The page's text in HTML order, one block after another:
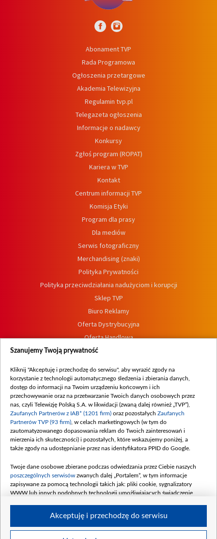
Abonament TVP
Rada Programowa
Ogłoszenia przetargowe
Akademia Telewizyjna
Regulamin tvp.pl
Telegazeta ogłoszenia
Informacje o nadawcy
Konkursy
Zgłoś program (ROPAT)
Kariera w TVP
Kontakt
Centrum informacji TVP
Komisja Etyki
Program dla prasy
Dla mediów
Serwis fotograficzny
Merchandising (znaki)
Polityka Prywatności
Polityka przeciwdziałania nadużyciom i korupcji
Sklep TVP
Biuro Reklamy
Oferta Dystrybucyjna
Oferta Handlowa
Dostępność
Procedura zgłoszeń wewnętrznych
Szanujemy Twoją prywatność
Kliknij "Akceptuję i przechodzę do serwisu", aby wyrazić zgody na
korzystanie z technologii automatycznego śledzenia i zbierania danych,
dostęp do informacji na Twoim urządzeniu końcowym i ich
przechowywanie oraz na przetwarzanie Twoich danych osobowych przez
nas, czyli Telewizję Polską S.A. w likwidacji (zwaną dalej również „TVP”),
Zaufanych Partnerów z IAB* (1201 firm) oraz pozostałych Zaufanych
Partnerów TVP (93 firm) , w celach marketingowych (w tym do
zautomatyzowanego dopasowania reklam do Twoich zainteresowań i
mierzenia ich skuteczności) i pozostałych, które wskazujemy poniżej, a
także zgody na udostępnianie przez nas identyfikatora PPID do Google.
Twoje dane osobowe zbierane podczas odwiedzania przez Ciebie naszych
poszczególnych serwisów zwanych dalej „Portalem”, w tym informacje
zapisywane za pomocą technologii takich jak: pliki cookie, sygnalizatory
WWW lub innych podobnych technologii umożliwiających świadczenie
Twoje dane osobowe zbierane podczas odwiedzania przez Ciebie
Akceptuję i przechodzę do serwisu